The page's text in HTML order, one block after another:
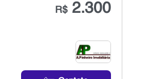
R$2.300